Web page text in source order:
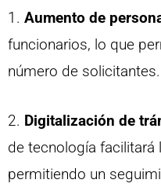
1. Aumento de
funcionarios, lo que
número de solicitantes.
2. Digitalización de
de tecnología facilitará
permitiendo un